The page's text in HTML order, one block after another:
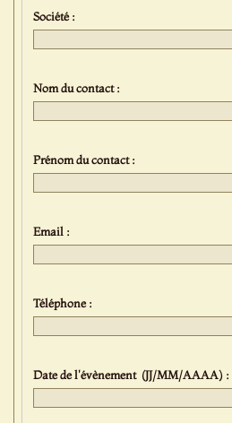
Société :
Nom du contact :
Prénom du contact :
Email :
Téléphone :
Date de l'évènement (JJ/MM/AAAA) :